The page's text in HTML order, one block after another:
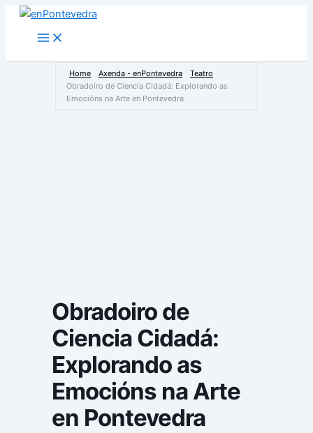
Main
Menu
Home Axenda - enPontevedra
Teatro
Obradoiro de Ciencia Cidadá: Explorando as
Emocións na Arte en Pontevedra
Obradoiro de
Ciencia Cidadá:
Explorando as
Emocións na Arte
en Pontevedra